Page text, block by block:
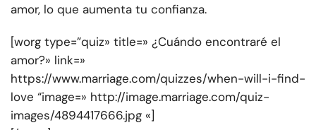
amor, lo que aumenta tu confianza.
[worg type=”quiz» title=» ¿Cuándo encontraré el
amor?» link=»
https://www.marriage.com/quizzes/when-will-i-find-
love “image=» http://image.marriage.com/quiz-
images/4894417666.jpg «]